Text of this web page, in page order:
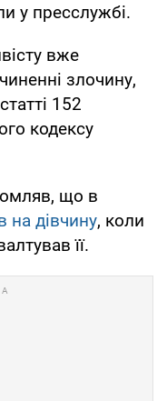
у пресслужбі.
вже
злочину,
152
кодексу
що в
на дівчину, коли
її.